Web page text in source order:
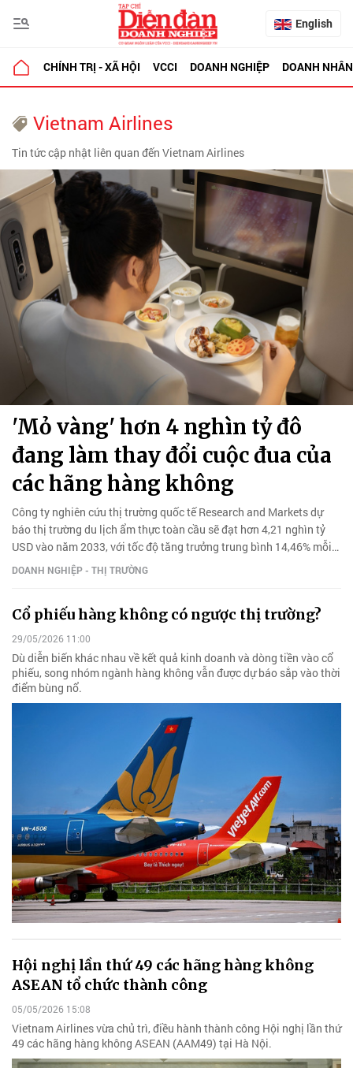
English
CHÍNH TRỊ - XÃ HỘI VCCI DOANH NGHIỆP DOANH NHÂN
Vietnam Airlines
Tin tức cập nhật liên quan đến Vietnam Airlines
'Mỏ vàng' hơn 4 nghìn tỷ đô
đang làm thay đổi cuộc đua của
các hãng hàng không
Công ty nghiên cứu thị trường quốc tế Research and Markets dự
báo thị trường du lịch ẩm thực toàn cầu sẽ đạt hơn 4,21 nghìn tỷ
USD vào năm 2033, với tốc độ tăng trưởng trung bình 14,46% mỗi
năm.
DOANH NGHIỆP - THỊ TRƯỜNG
Cổ phiếu hàng không có ngược thị trường?
29/05/2026 11:00
Dù diễn biến khác nhau về kết quả kinh doanh và dòng tiền vào cổ
phiếu, song nhóm ngành hàng không vẫn được dự báo sắp vào thời
điểm bùng nổ.
Hội nghị lần thứ 49 các hãng hàng không
ASEAN tổ chức thành công
05/05/2026 15:08
Vietnam Airlines vừa chủ trì, điều hành thành công Hội nghị lần thứ
49 các hãng hàng không ASEAN (AAM49) tại Hà Nội.